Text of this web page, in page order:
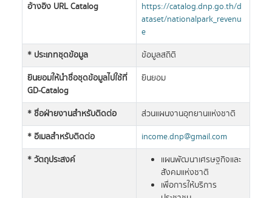
อ้างอิง URL Catalog
https://catalog.dnp.go.th/d
ataset/nationalpark_revenu
e
* ประเภทชุดข้อมูล
ข้อมูลสถิติ
ยินยอมให้นำชื่อชุดข้อมูลไปใช้ที่
GD-Catalog
ยินยอม
* ชื่อฝ่ายงานสำหรับติดต่อ
ส่วนแผนงานอุทยานแห่งชาติ
* อีเมลสำหรับติดต่อ
income.dnp@gmail.com
* วัตถุประสงค์
แผนพัฒนาเศรษฐกิจและ
สังคมแห่งชาติ
เพื่อการให้บริการ